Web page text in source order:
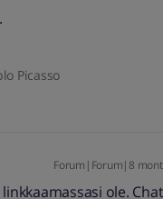
Picasso
Forum|Forum|8
ole.